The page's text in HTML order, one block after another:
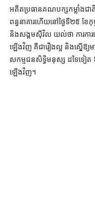
អតីត​ប្រធាន​គណបក្ស​កម្លាំង​ជា
ពន្ធនាគារ​ហើយ​នៅ​ថ្ងៃទី​២៥ ខែ​
និង​សង្គម​ស៊ីវិល យល់​ថា ការ​ការ​
ឡើងវិញ គឺជា​រឿង​ល្អ និង​ស្នើ​ឱ្
សកម្មជន​សិទ្ធិមនុស្ស ដទៃទៀត ឱ្យ​
ឡើងវិញ។